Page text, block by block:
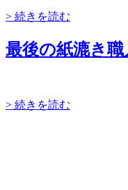
> 続きを読む
最後の紙漉き
> 続きを読む